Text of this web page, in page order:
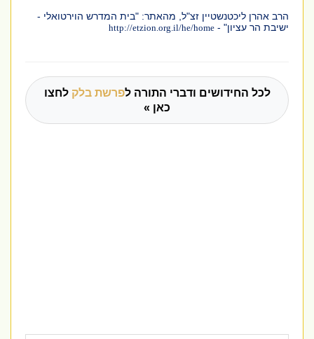
הרב אהרן ליכטנשטיין זצ"ל, מהאתר: "בית המדרש הוירטואלי -
ישיבת הר עציון" -http://etzion.org.il/he/home
לכל החידושים ודברי התורה לפרשת בלקלחצו
כאן »